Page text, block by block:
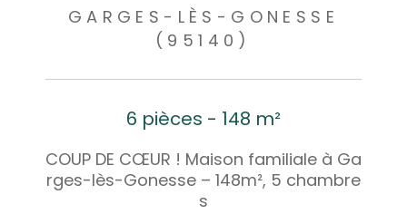
GARGES-LÈS-GONESSE
(95140)
6 pièces - 148 m²
COUP DE CŒUR ! Maison familiale à Ga
rges-lès-Gonesse – 148m², 5 chambre
s